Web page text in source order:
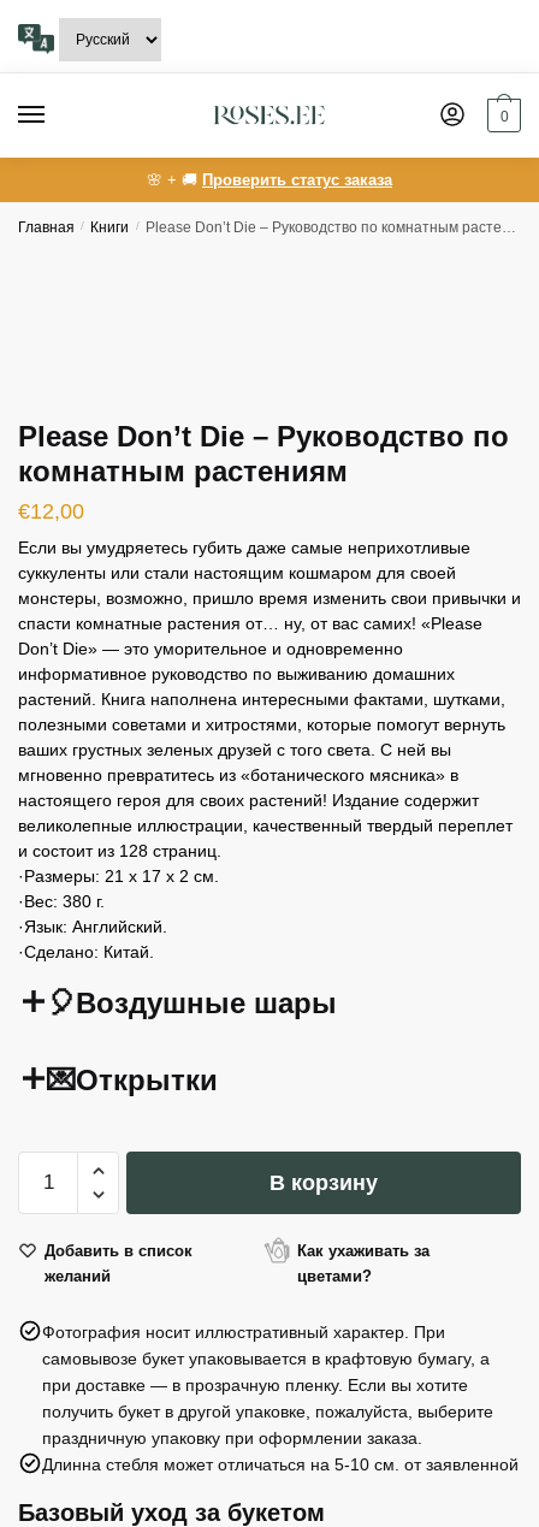
navigation
content
0
🌸 + 🚚 Проверить статус заказа
Главная / Книги / Please Don’t Die – Руководство по комнатным растениям
Please Don’t Die – Руководство по
комнатным растениям
€12,00
Если вы умудряетесь губить даже самые неприхотливые
суккуленты или стали настоящим кошмаром для своей
монстеры, возможно, пришло время изменить свои привычки и
спасти комнатные растения от… ну, от вас самих! «Please
Don’t Die» — это уморительное и одновременно
информативное руководство по выживанию домашних
растений. Книга наполнена интересными фактами, шутками,
полезными советами и хитростями, которые помогут вернуть
ваших грустных зеленых друзей с того света. С ней вы
мгновенно превратитесь из «ботанического мясника» в
настоящего героя для своих растений! Издание содержит
великолепные иллюстрации, качественный твердый переплет
и состоит из 128 страниц.
·Размеры: 21 x 17 x 2 см.
·Вес: 380 г.
·Язык: Английский.
·Сделано: Китай.
🎈Воздушные шары
💌Открытки
Количество
товара
Don't
Руководство
комнатным
растениям
В корзину
Добавить в список
желаний
Как ухаживать за
цветами?
Фотография носит иллюстративный характер. При
самовывозе букет упаковывается в крафтовую бумагу, а
при доставке — в прозрачную пленку. Если вы хотите
получить букет в другой упаковке, пожалуйста, выберите
праздничную упаковку при оформлении заказа.
Длинна стебля может отличаться на 5-10 см. от заявленной
Базовый уход за букетом